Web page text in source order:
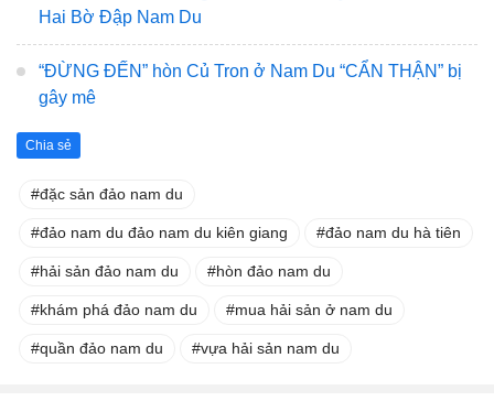
Hai Bờ Đập Nam Du
“ĐỪNG ĐẾN” hòn Củ Tron ở Nam Du “CẨN THẬN” bị
gây mê
Chia sẻ
đặc sản đảo nam du
đảo nam du đảo nam du kiên giang đảo nam du hà tiên
hải sản đảo nam du hòn đảo nam du
khám phá đảo nam du mua hải sản ở nam du
quần đảo nam du vựa hải sản nam du